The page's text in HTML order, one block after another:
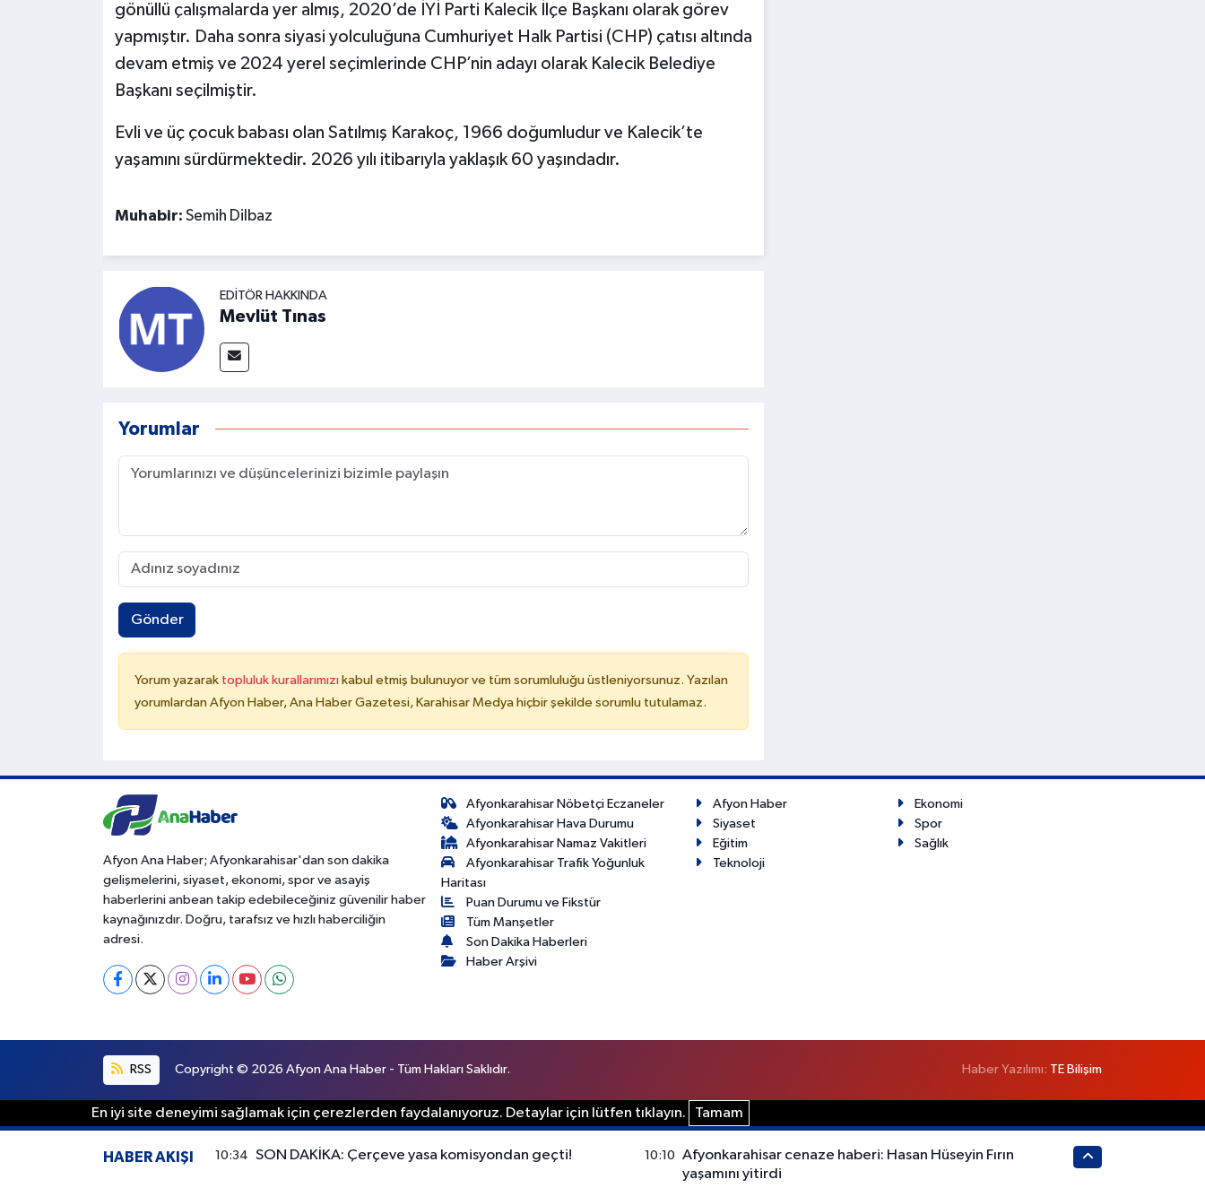
gönüllü çalışmalarda yer almış, 2020’de İYİ Parti Kalecik İlçe Başkanı olarak görev
yapmıştır. Daha sonra siyasi yolculuğuna Cumhuriyet Halk Partisi (CHP) çatısı altında
devam etmiş ve 2024 yerel seçimlerinde CHP’nin adayı olarak Kalecik Belediye
Başkanı seçilmiştir.
Evli ve üç çocuk babası olan Satılmış Karakoç, 1966 doğumludur ve Kalecik’te
yaşamını sürdürmektedir. 2026 yılı itibarıyla yaklaşık 60 yaşındadır.
Muhabir: Semih Dilbaz
EDITÖR HAKKINDA
Mevlüt Tınas
Yorumlar
Gönder
Yorum yazarak topluluk kurallarımızı kabul etmiş bulunuyor ve tüm sorumluluğu üstleniyorsunuz. Yazılan
yorumlardan Afyon Haber, Ana Haber Gazetesi, Karahisar Medya hiçbir şekilde sorumlu tutulamaz.
Afyon Ana Haber; Afyonkarahisar'dan son dakika
gelişmelerini, siyaset, ekonomi, spor ve asayiş
haberlerini anbean takip edebileceğiniz güvenilir haber
kaynağınızdır. Doğru, tarafsız ve hızlı haberciliğin
adresi.
Afyonkarahisar Nöbetçi Eczaneler
Afyonkarahisar Hava Durumu
Afyonkarahisar Namaz Vakitleri
Afyonkarahisar Trafik Yoğunluk
Haritası
Puan Durumu ve Fikstür
Tüm Manşetler
Son Dakika Haberleri
Haber Arşivi
Afyon Haber
Ekonomi
Siyaset
Spor
Eğitim
Sağlık
Teknoloji
RSS Copyright © 2026 Afyon Ana Haber - Tüm Hakları Saklıdır. Haber Yazılımı: TE Bilişim
En iyi site deneyimi sağlamak için çerezlerden faydalanıyoruz. Detaylar için lütfen tıklayın. Tamam
HABER AKIŞI 10:34 SON DAKİKA: Çerçeve yasa komisyondan geçti! 10:10
Afyonkarahisar cenaze haberi: Hasan Hüseyin Fırın
yaşamını yitirdi